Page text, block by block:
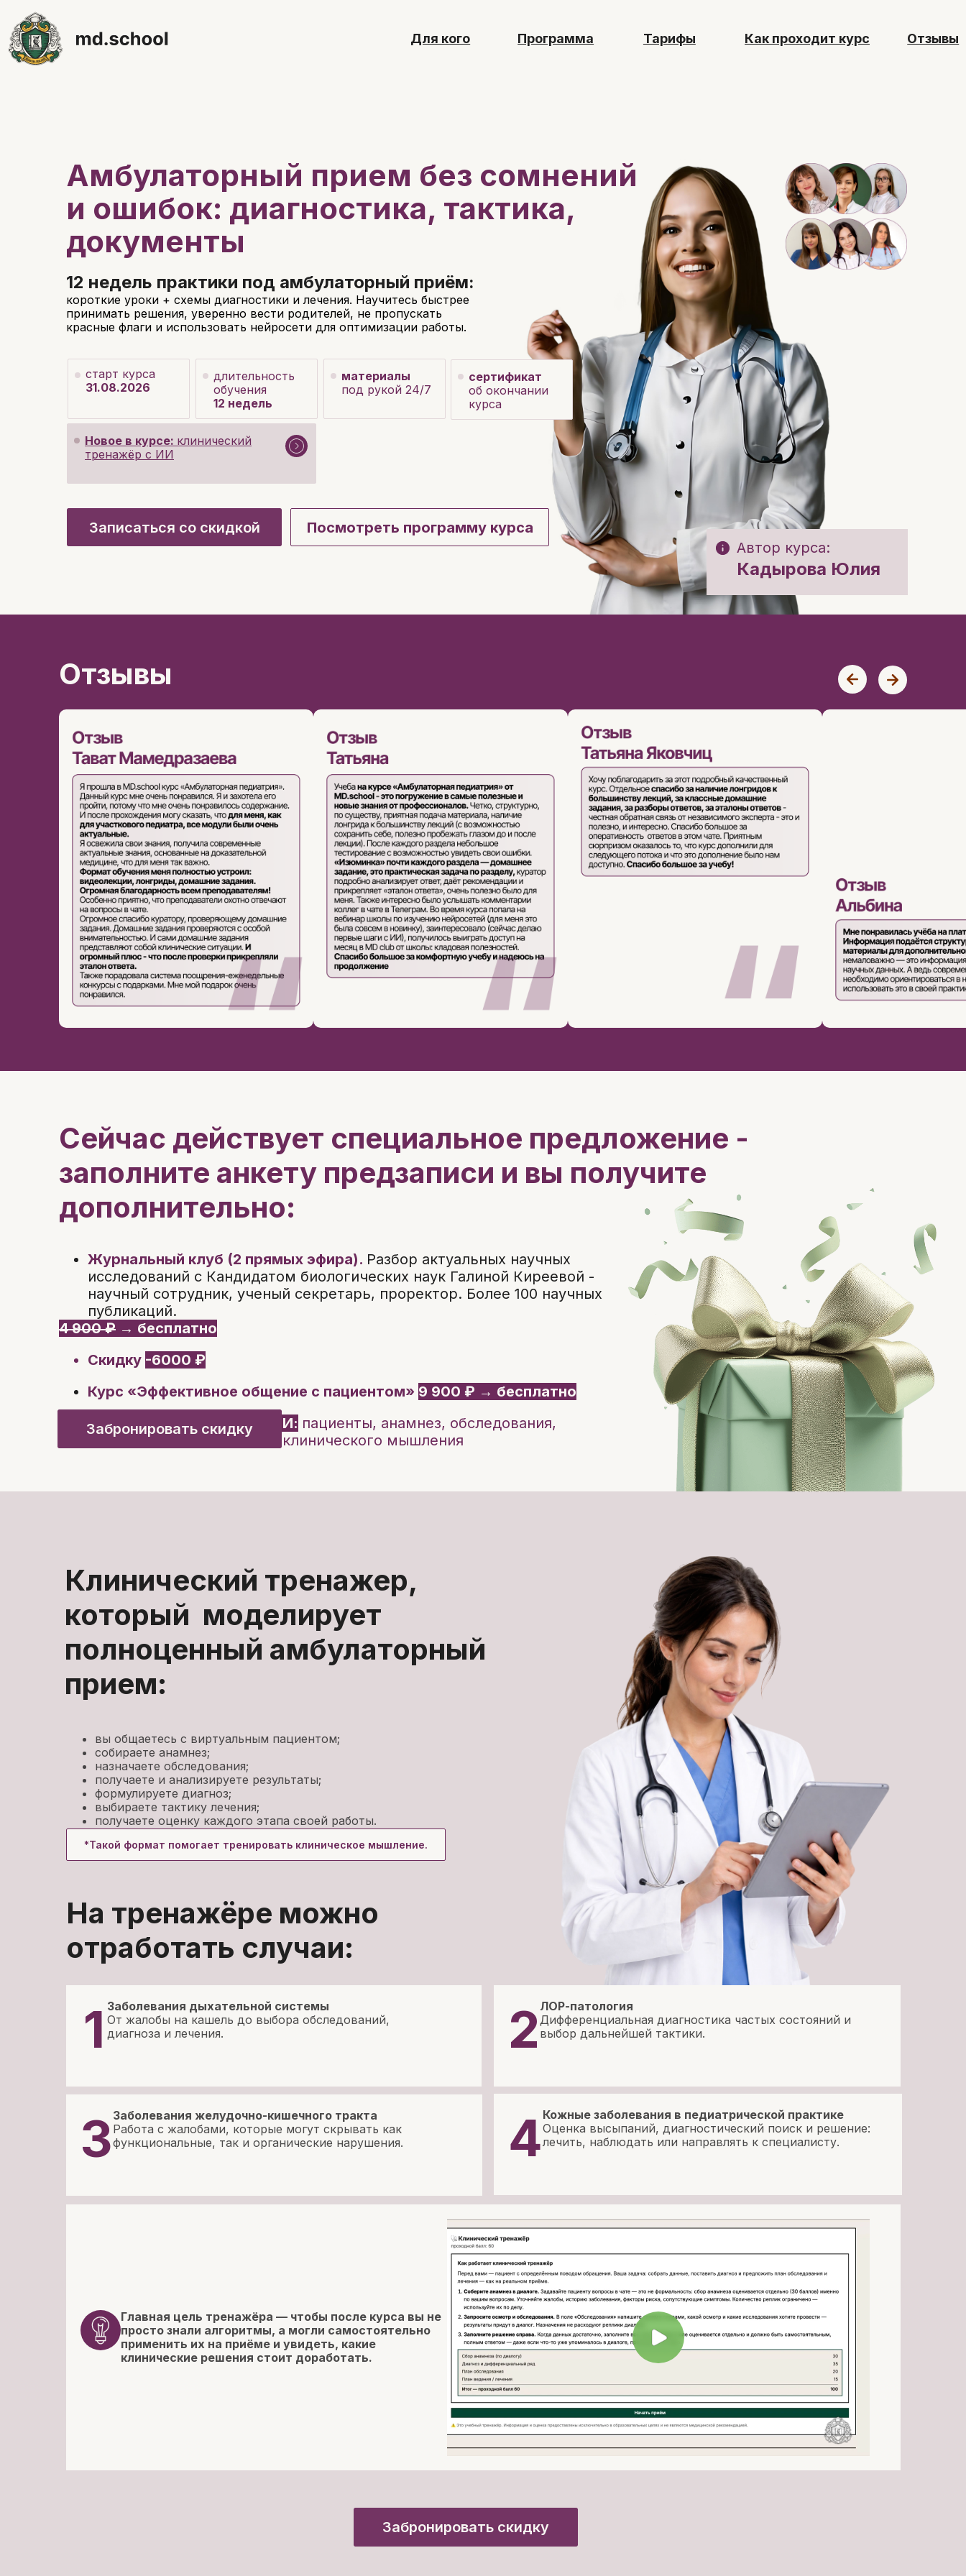
Для кого Программа Тарифы Как проходит курс Отзывы
короткие уроки + схемы диагностики и лечения. Научитесь быстрее
принимать решения, уверенно вести родителей, не пропускать
красные флаги и использовать нейросети для оптимизации работы.
Амбулаторный прием без сомнений
и ошибок: диагностика, тактика,
документы
Новое в курсе: клинический
тренажёр с ИИ
сертификат
об окончании
курса
материалы
под рукой 24/7
длительность
обучения
12 недель
старт курса
31.08.2026
12 недель практики под амбулаторный приём:
Кадырова Юлия
Автор курса:
Записаться со скидкой Посмотреть программу курса
Отзывы
Журнальный клуб (2 прямых эфира). Разбор актуальных научных
исследований с Кандидатом биологических наук Галиной Киреевой -
научный сотрудник, ученый секретарь, проректор. Более 100 научных
публикаций.
4 900 ₽ → бесплатно
Скидку -6000 ₽
Курс «Эффективное общение с пациентом» 9 900 ₽ → бесплатно
Практика в тренажёре с ИИ: пациенты, анамнез, обследования,
диагноз, тактика и оценка клинического мышления
Забронировать скидку
Сейчас действует специальное предложение -
заполните анкету предзаписи и вы получите
дополнительно:
вы общаетесь с виртуальным пациентом;
собираете анамнез;
назначаете обследования;
получаете и анализируете результаты;
формулируете диагноз;
выбираете тактику лечения;
получаете оценку каждого этапа своей работы.
1 Заболевания дыхательной системы
От жалобы на кашель до выбора обследований,
диагноза и лечения.
Главная цель тренажёра — чтобы после курса вы не
просто знали алгоритмы, а могли самостоятельно
применить их на приёме и увидеть, какие
клинические решения стоит доработать.
Клинический тренажер,
который моделирует
полноценный амбулаторный
прием:
На тренажёре можно
отработать случаи:
*Такой формат помогает тренировать клиническое мышление.
3 Заболевания желудочно-кишечного тракта
Работа с жалобами, которые могут скрывать как
функциональные, так и органические нарушения.
4 Кожные заболевания в педиатрической практике
Оценка высыпаний, диагностический поиск и решение:
лечить, наблюдать или направлять к специалисту.
Забронировать скидку
2 ЛОР-патология
Дифференциальная диагностика частых состояний и
выбор дальнейшей тактики.